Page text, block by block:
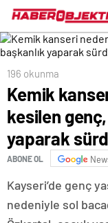
sürdürüyor
196 okunma
Kemik
kesilen
yaparak
ABONE OL
Kayseri’de genç
nedeniyle sol